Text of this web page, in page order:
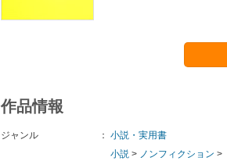
作品情報
ジャンル ： 小説・実用書
小説 > ノンフィクション >